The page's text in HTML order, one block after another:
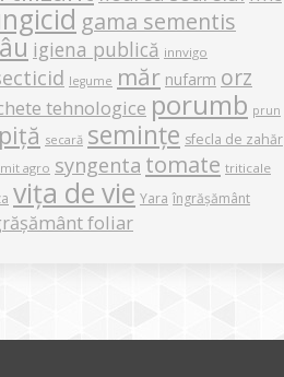
gama sementis
igiena publică innvigo
legume măr nufarm orz
tehnologice porumb prun
secară semințe sfecla de zahăr
agro syngenta tomate triticale
vița de vie Yara îngrășământ
foliar